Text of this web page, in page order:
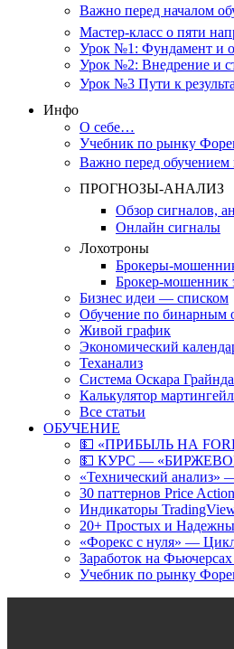
Важно перед началом
Мастер-класс о пяти
Урок №1: Фундамент и
Урок №2: Внедрение и
Урок №3 Пути к
Инфо
О себе…
Учебник по рынку
Важно перед обучением
ПРОГНОЗЫ-АНАЛИЗ
Обзор сигналов,
Онлайн сигналы
Лохотроны
Брокеры-
Брокер-мошенник
Бизнес идеи — списком
Обучение по бинарным
Живой график
Экономический
Теханализ
Система Оскара Грайнда
Калькулятор
Все статьи
ОБУЧЕНИЕ
💵 «ПРИБЫЛЬ НА
💵 КУРС —
«Технический анализ»
30 паттернов Price
Индикаторы
20+ Простых и
«Форекс с нуля» —
Заработок на
Учебник по рынку